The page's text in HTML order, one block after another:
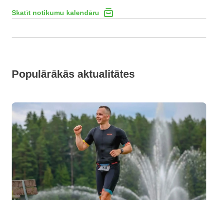
Skatīt notikumu kalendāru
Populārākās aktualitātes